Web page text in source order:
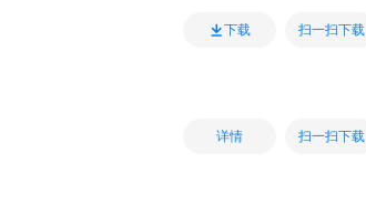
下载 扫一扫下载
详情 扫一扫下载